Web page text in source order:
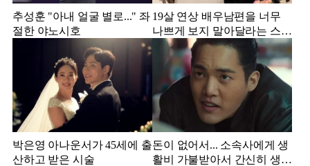
추성훈 "아내 얼굴 별로..." 좌
절한 야노시호
19살 연상 배우남편을 너무
나쁘게 보지 말아달라는 스타
강사 아내
박은영 아나운서가 45세에 출
산하고 받은 시술
돈이 없어서... 소속사에게 생
활비 가불받아서 간신히 생활